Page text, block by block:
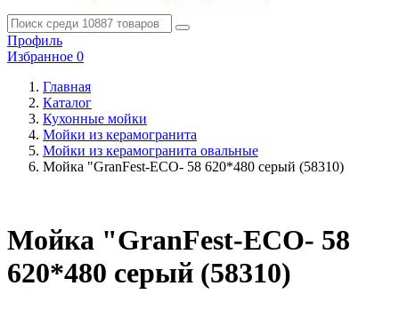
Профиль
Избранное 0
Главная
Каталог
Кухонные мойки
Мойки из керамогранита
Мойки из керамогранита овальные
Мойка "GranFest-ECO- 58 620*480 серый (58310)
Мойка "GranFest-ECO- 58
620*480 серый (58310)